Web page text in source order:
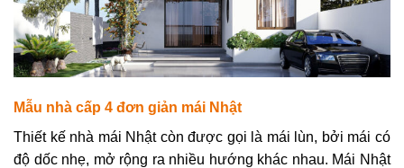
Mẫu nhà cấp 4 đơn giản mái Nhật
Thiết kế nhà mái Nhật còn được gọi là mái lùn, bởi mái có
độ dốc nhẹ, mở rộng ra nhiều hướng khác nhau. Mái Nhật